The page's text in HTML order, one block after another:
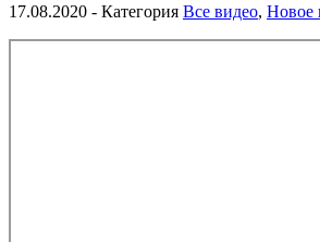
17.08.2020 - Категория Все видео, Новое